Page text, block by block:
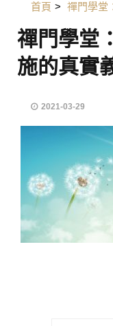
首頁 > 禪門學堂
禪門學堂
施的真實
2021-03-29